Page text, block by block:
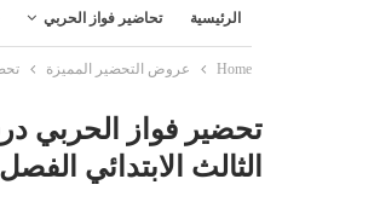
الرئيسية تحاضير فواز الحربي
Home عروض التحضير المميزة تحضير
الثالث الابتدائي الفصل